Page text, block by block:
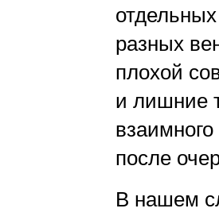
разных
плохой
и лишние
после
В нашем